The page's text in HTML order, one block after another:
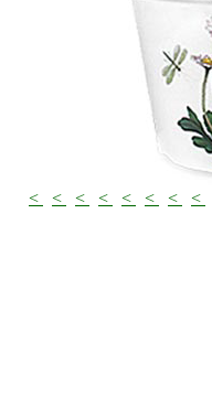
< < < < < < < <